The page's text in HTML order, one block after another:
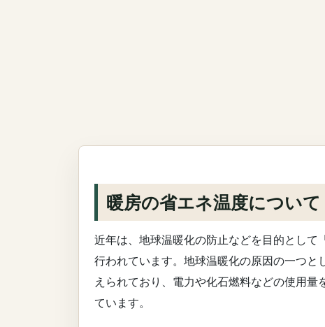
暖房の省エネ温度について
近年は、地球温暖化の防止などを目的とし
行われています。地球温暖化の原因の一つ
えられており、電力や化石燃料などの使用
ています。